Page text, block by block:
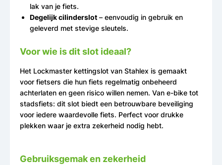
lak van je fiets.
Degelijk cilinderslot – eenvoudig in gebruik en
geleverd met stevige sleutels.
Voor wie is dit slot ideaal?
Het Lockmaster kettingslot van Stahlex is gemaakt
voor fietsers die hun fiets regelmatig onbeheerd
achterlaten en geen risico willen nemen. Van e-bike tot
stadsfiets: dit slot biedt een betrouwbare beveiliging
voor iedere waardevolle fiets. Perfect voor drukke
plekken waar je extra zekerheid nodig hebt.
Gebruiksgemak en zekerheid